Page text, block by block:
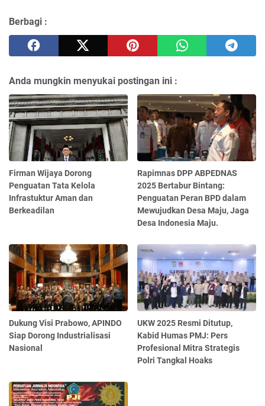
Berbagi :
Anda mungkin menyukai postingan ini :
Firman Wijaya Dorong
Penguatan Tata Kelola
Infrastuktur Aman dan
Berkeadilan
Rapimnas DPP ABPEDNAS
2025 Bertabur Bintang:
Penguatan Peran BPD dalam
Mewujudkan Desa Maju, Jaga
Desa Indonesia Maju.
Dukung Visi Prabowo, APINDO
Siap Dorong Industrialisasi
Nasional
UKW 2025 Resmi Ditutup,
Kabid Humas PMJ: Pers
Profesional Mitra Strategis
Polri Tangkal Hoaks